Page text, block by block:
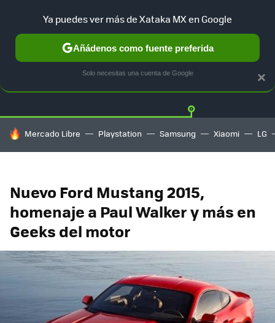
TESLA UBER AUTO ELECTRICO Twitter
HOY SE HABLA DE
Mercado Libre Playstation Samsung Xiaomi LG
Nuevo Ford Mustang 2015,
homenaje a Paul Walker y más en
Geeks del motor
×
Ya puedes ver más de Xataka MX en Google
Añádenos como fuente preferida
Solo necesitas una cuenta de Google